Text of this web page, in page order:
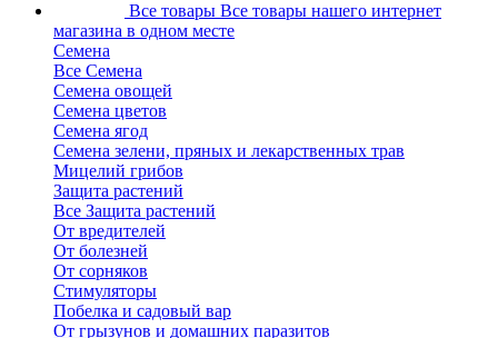
Все товары Все товары нашего интернет
магазина в одном месте
Семена
Все Семена
Семена овощей
Семена цветов
Семена ягод
Семена зелени, пряных и лекарственных трав
Мицелий грибов
Защита растений
Все Защита растений
От вредителей
От болезней
От сорняков
Стимуляторы
Побелка и садовый вар
От грызунов и домашних паразитов